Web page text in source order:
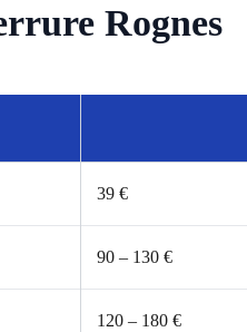
Rognes
39 €
90 – 130 €
120 – 180 €